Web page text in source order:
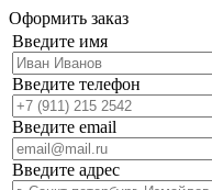
Оформить заказ
Введите имя
Введите телефон
Введите email
Введите адрес